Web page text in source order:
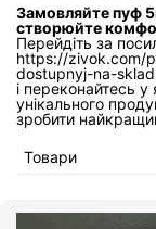
Замовляйте пуф
створюйте
Перейдіть за
https://zivok.com/
dostupnyj-na-
і переконайтесь у
унікального
зробити
Товари